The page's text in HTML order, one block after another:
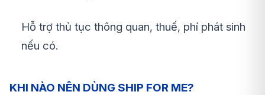
Hỗ trợ thủ tục thông quan, thuế, phí phát sinh
nếu có.
KHI NÀO NÊN DÙNG SHIP FOR ME?